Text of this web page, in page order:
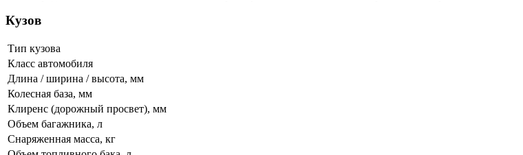
Кузов
Тип кузова
Класс автомобиля
Длина / ширина / высота, мм
Колесная база, мм
Клиренс (дорожный просвет), мм
Объем багажника, л
Снаряженная масса, кг